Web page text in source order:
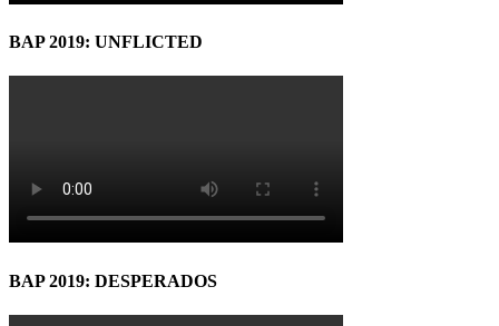
BAP 2019: UNFLICTED
BAP 2019: DESPERADOS